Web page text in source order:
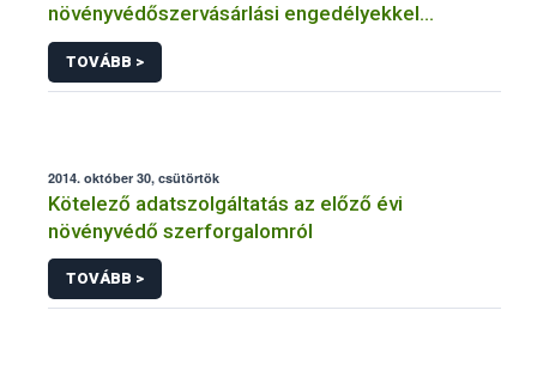
növényvédőszervásárlási engedélyekkel
kapcsolatos szabályozás
TOVÁBB >
2014. október 30, csütörtök
Kötelező adatszolgáltatás az előző évi
növényvédő szerforgalomról
TOVÁBB >